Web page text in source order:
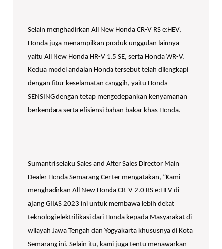
Selain menghadirkan All New Honda CR-V RS e:HEV,
Honda juga menampilkan produk unggulan lainnya
yaitu All New Honda HR-V 1.5 SE, serta Honda WR-V.
Kedua model andalan Honda tersebut telah dilengkapi
dengan fitur keselamatan canggih, yaitu Honda
SENSING dengan tetap mengedepankan kenyamanan
berkendara serta efisiensi bahan bakar khas Honda.
Sumantri selaku Sales and After Sales Director Main
Dealer Honda Semarang Center mengatakan, “Kami
menghadirkan All New Honda CR-V 2.0 RS e:HEV di
ajang GIIAS 2023 ini untuk membawa lebih dekat
teknologi elektrifikasi dari Honda kepada Masyarakat di
wilayah Jawa Tengah dan Yogyakarta khususnya di Kota
Semarang ini. Selain itu, kami juga tentu menawarkan